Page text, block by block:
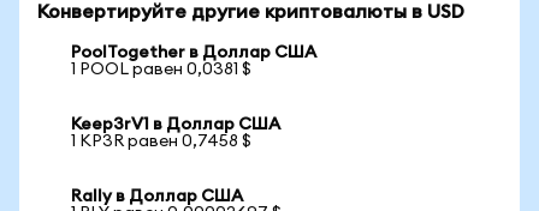
Конвертируйте другие криптовалюты в USD
PoolTogether в Доллар США
1 POOL равен 0,0381 $
Keep3rV1 в Доллар США
1 KP3R равен 0,7458 $
Rally в Доллар США